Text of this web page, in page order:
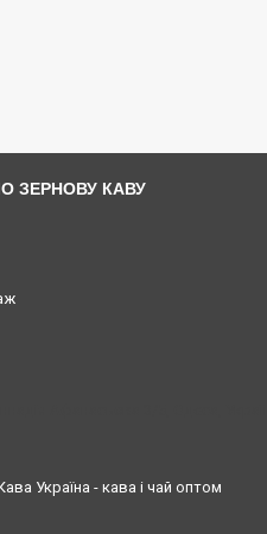
ЗЕРНОВУ КАВУ
Україна - кава і чай оптом